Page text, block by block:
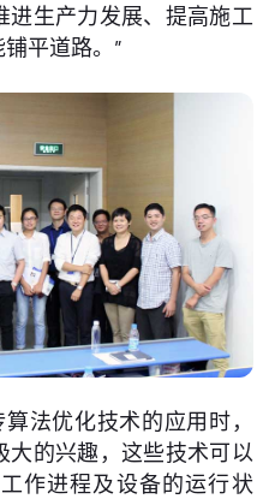
进生产力发展、提高施工
平道路。”
法优化技术的应用时，
大的兴趣，这些技术可以
作进程及设备的运行状